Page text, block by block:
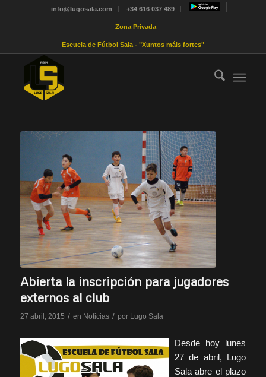
info@lugosala.com +34 616 037 489
Zona Privada
Escuela de Fútbol Sala - "Xuntos máis fortes"
Abierta la inscripción para jugadores
externos al club
27 abril, 2015 / en Noticias / por Lugo Sala
Desde hoy lunes
27 de abril, Lugo
Sala abre el plazo